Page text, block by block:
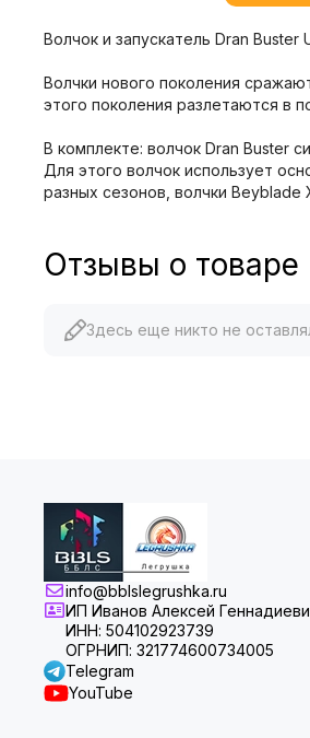
Волчок и запускатель Dran Buster
Волчки нового поколения
этого поколения разлетаются в
В комплекте: волчок Dran Buster
Для этого волчок использует
разных сезонов, волчки
Отзывы о товаре
Здесь еще никто не
info@bblslegrushka.ru
ИП Иванов Алексей
ИНН: 504102923739
ОГРНИП: 321774600734005
Telegram
YouTube